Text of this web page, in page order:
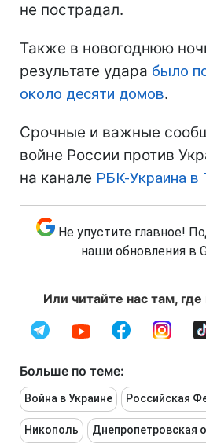
не пострадал.
Также в новогоднюю
результате удара было
около десяти домов.
Срочные и важные
войне России против
на канале РБК-Украина в
Не упустите главное!
наши обновления в
Или читайте нас там,
Больше по теме:
Война в Украине Российская
Никополь Днепропетровская